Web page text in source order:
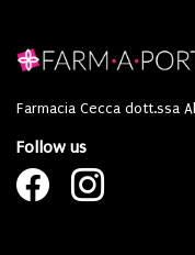
Farmacia Cecca dott.ssa
Follow us